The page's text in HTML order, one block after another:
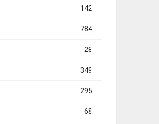
142
784
28
349
295
68